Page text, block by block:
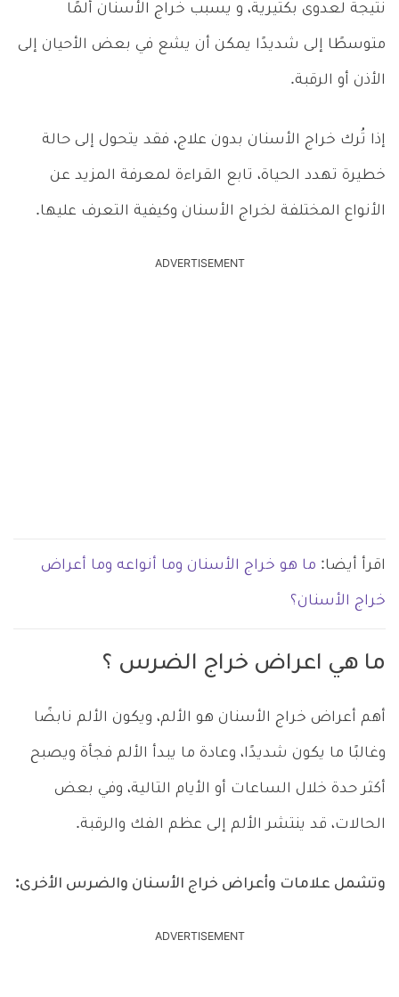
نتيجة لعدوى بكتيرية، و يسبب خراج الأسنان ألمًا
متوسطًا إلى شديدًا يمكن أن يشع في بعض الأحيان إلى
الأذن أو الرقبة.
إذا تُرك خراج الأسنان بدون علاج، فقد يتحول إلى حالة
خطيرة تهدد الحياة، تابع القراءة لمعرفة المزيد عن
الأنواع المختلفة لخراج الأسنان وكيفية التعرف عليها.
ADVERTISEMENT
اقرأ أيضا: ما هو خراج الأسنان وما أنواعه وما أعراض
خراج الأسنان؟
ما هي اعراض خراج الضرس ؟
أهم أعراض خراج الأسنان هو الألم، ويكون الألم نابضًا
وغالبًا ما يكون شديدًا، وعادة ما يبدأ الألم فجأة ويصبح
أكثر حدة خلال الساعات أو الأيام التالية، وفي بعض
الحالات، قد ينتشر الألم إلى عظم الفك والرقبة.
وتشمل علامات وأعراض خراج الأسنان والضرس الأخرى:
ADVERTISEMENT